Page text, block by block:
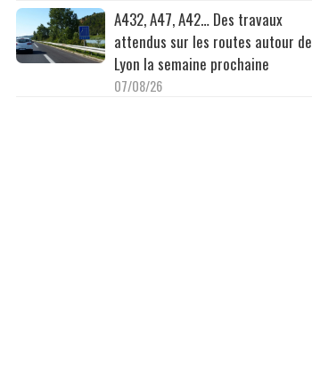
A432, A47, A42… Des travaux
attendus sur les routes autour de
Lyon la semaine prochaine
07/08/26